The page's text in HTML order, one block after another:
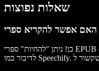
שאלות נפוצות
כן! ניתן "להחיות" ספרי EPUB (להקריא אותם) בעזרת מנועי טקסט